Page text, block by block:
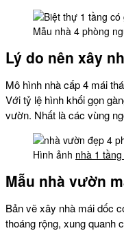
Mẫu nhà 4 phòng
Lý do nên xây
Mô hình nhà cấp 4 mái
Với tỷ lệ hình khối gọn
vườn. Nhất là các vùng
Hình ảnh nhà 1
Mẫu nhà vườn
Bản vẽ xây nhà mái dốc
thoáng rộng, xung quanh